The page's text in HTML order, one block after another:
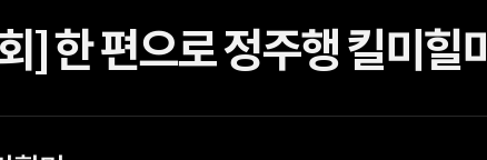
] 한 편으로 정주행 킬미힐미